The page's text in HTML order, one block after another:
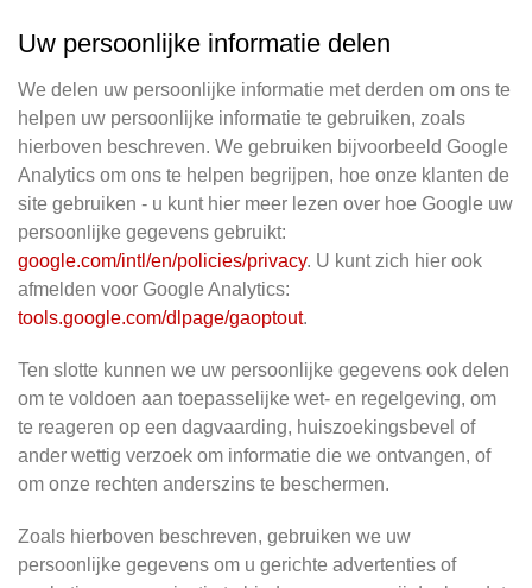
Uw persoonlijke informatie delen
We delen uw persoonlijke informatie met derden om ons te
helpen uw persoonlijke informatie te gebruiken, zoals
hierboven beschreven. We gebruiken bijvoorbeeld Google
Analytics om ons te helpen begrijpen, hoe onze klanten de
site gebruiken - u kunt hier meer lezen over hoe Google uw
persoonlijke gegevens gebruikt:
google.com/intl/en/policies/privacy. U kunt zich hier ook
afmelden voor Google Analytics:
tools.google.com/dlpage/gaoptout.
Ten slotte kunnen we uw persoonlijke gegevens ook delen
om te voldoen aan toepasselijke wet- en regelgeving, om
te reageren op een dagvaarding, huiszoekingsbevel of
ander wettig verzoek om informatie die we ontvangen, of
om onze rechten anderszins te beschermen.
Zoals hierboven beschreven, gebruiken we uw
persoonlijke gegevens om u gerichte advertenties of